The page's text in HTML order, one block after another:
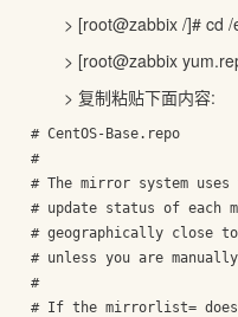
> [root@zabbix /]# cd /
> [root@zabbix
> 复制粘贴下面内容:
# CentOS-Base.repo
#
# The mirror system
# update status of each
# geographically close
# unless you are
#
# If the mirrorlist=